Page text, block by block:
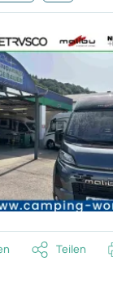
Teilen